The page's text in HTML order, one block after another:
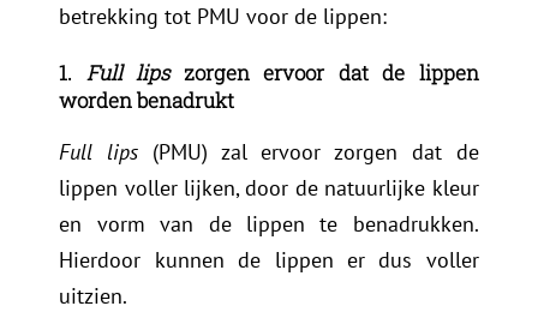
betrekking tot PMU voor de lippen:
1. Full lipszorgen ervoor dat de lippen
worden benadrukt
Full lips (PMU) zal ervoor zorgen dat de
lippen voller lijken, door de natuurlijke kleur
en vorm van de lippen te benadrukken.
Hierdoor kunnen de lippen er dus voller
uitzien.